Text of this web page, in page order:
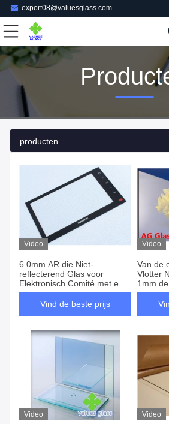
export08@valuesglass.com
producten
Video
6.0mm AR die Niet-
reflecterend Glas voor
Elektronisch Comité met een
laag bedekken
Vind de beste prijs
Video
Van de
Vlotter
1mm
het het
Video Video